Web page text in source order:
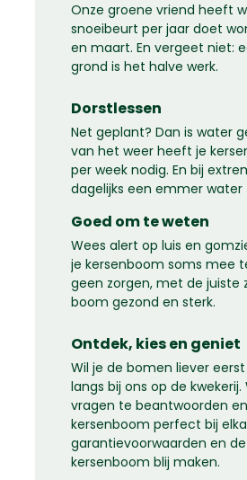
Onze groene vriend heeft
snoeibeurt per jaar doet
en maart. En vergeet niet:
grond is het halve werk.
Dorstlessen
Net geplant? Dan is water
van het weer heeft je
per week nodig. En bij
dagelijks een emmer water
Goed om te weten
Wees alert op luis en
je kersenboom soms mee
geen zorgen, met de juiste
boom gezond en sterk.
Ontdek, kies en geniet
Wil je de bomen liever
langs bij ons op de
vragen te beantwoorden
kersenboom perfect bij
garantievoorwaarden en
kersenboom blij maken.